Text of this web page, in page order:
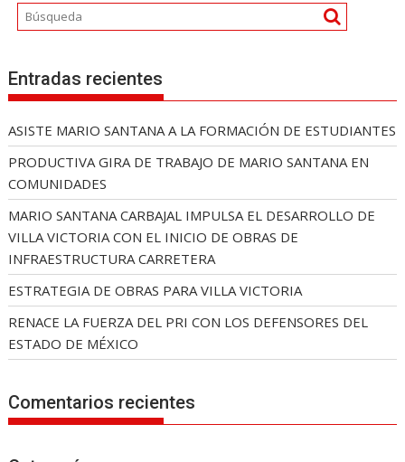
Entradas recientes
ASISTE MARIO SANTANA A LA FORMACIÓN DE ESTUDIANTES
PRODUCTIVA GIRA DE TRABAJO DE MARIO SANTANA EN
COMUNIDADES
MARIO SANTANA CARBAJAL IMPULSA EL DESARROLLO DE
VILLA VICTORIA CON EL INICIO DE OBRAS DE
INFRAESTRUCTURA CARRETERA
ESTRATEGIA DE OBRAS PARA VILLA VICTORIA
RENACE LA FUERZA DEL PRI CON LOS DEFENSORES DEL
ESTADO DE MÉXICO
Comentarios recientes